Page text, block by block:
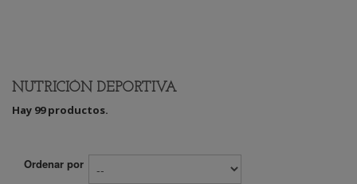
NUTRICIÓN DEPORTIVA
Hay 99 productos.
Ordenar por